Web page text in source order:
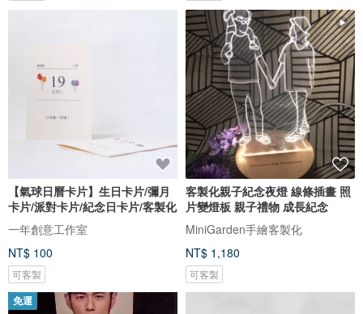
【氣球日曆卡片】生日卡片/彌月
卡片/派對卡片/紀念日卡片/客製化
一年創意工作室
NT$ 100
可客製
客製化親子紀念夜燈 線條插畫 照
片變燈板 親子禮物 成長紀念
MiniGarden手繪客製化
NT$ 1,180
可客製
免運